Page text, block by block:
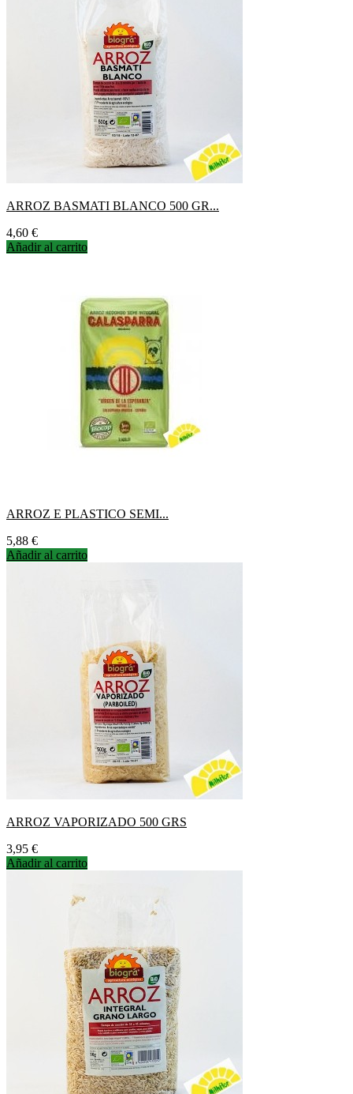
ARROZ BASMATI BLANCO 500 GR...
Precio
4,60 €
Añadir al carrito
ARROZ E PLASTICO SEMI...
Precio
5,88 €
Añadir al carrito
ARROZ VAPORIZADO 500 GRS
Precio
3,95 €
Añadir al carrito